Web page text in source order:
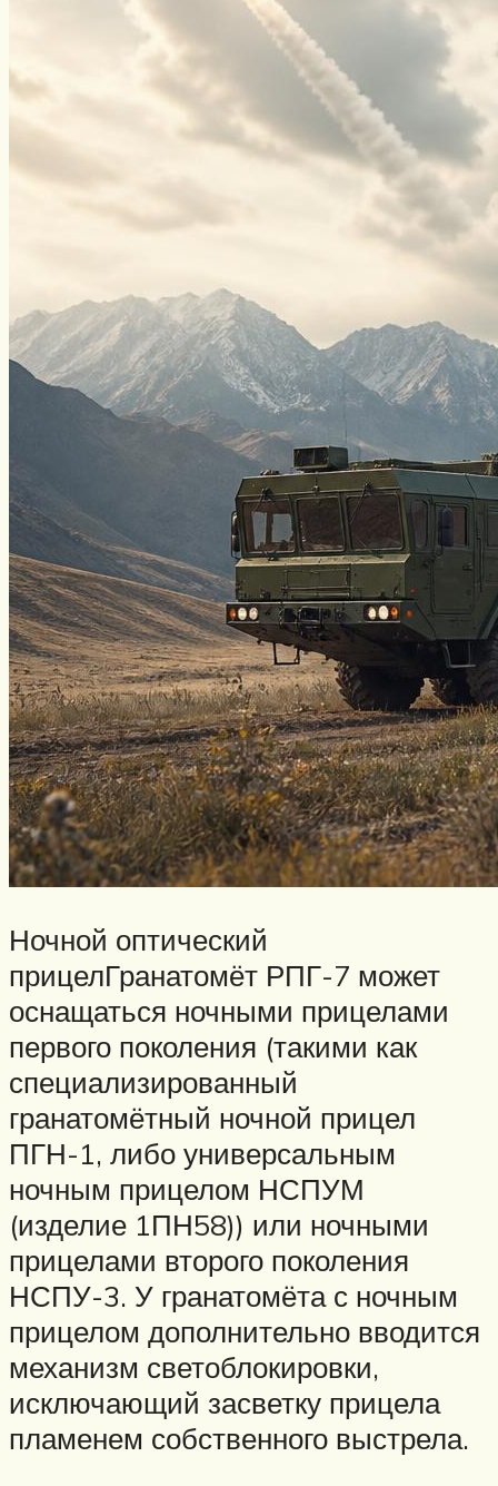
Ночной оптический
прицелГранатомёт РПГ-7 может
оснащаться ночными прицелами
первого поколения (такими как
специализированный
гранатомётный ночной прицел
ПГН-1, либо универсальным
ночным прицелом НСПУМ
(изделие 1ПН58)) или ночными
прицелами второго поколения
НСПУ-3. У гранатомёта с ночным
прицелом дополнительно вводится
механизм светоблокировки,
исключающий засветку прицела
пламенем собственного выстрела.